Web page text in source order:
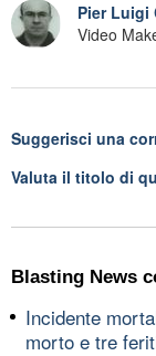
Pier Luigi
Video
Suggerisci una
Valuta il titolo di
Blasting News
Incidente
morto e tre